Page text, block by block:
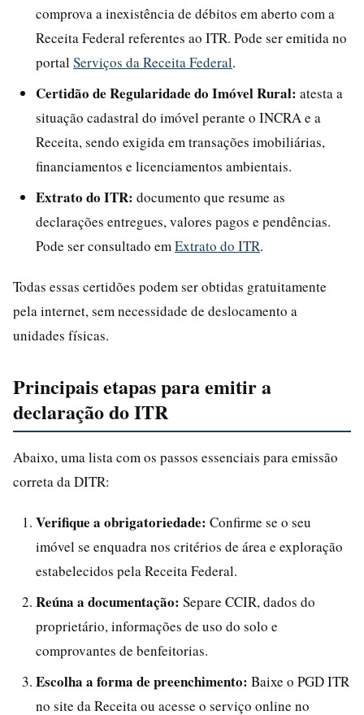
comprova a inexistência de débitos em aberto com a
Receita Federal referentes ao ITR. Pode ser emitida no
portal Serviços da Receita Federal.
Certidão de Regularidade do Imóvel Rural: atesta a
situação cadastral do imóvel perante o INCRA e a
Receita, sendo exigida em transações imobiliárias,
financiamentos e licenciamentos ambientais.
Extrato do ITR: documento que resume as
declarações entregues, valores pagos e pendências.
Pode ser consultado em Extrato do ITR.
Todas essas certidões podem ser obtidas gratuitamente
pela internet, sem necessidade de deslocamento a
unidades físicas.
Principais etapas para emitir a
declaração do ITR
Abaixo, uma lista com os passos essenciais para emissão
correta da DITR:
Verifique a obrigatoriedade: Confirme se o seu
imóvel se enquadra nos critérios de área e exploração
estabelecidos pela Receita Federal.
Reúna a documentação: Separe CCIR, dados do
proprietário, informações de uso do solo e
comprovantes de benfeitorias.
Escolha a forma de preenchimento: Baixe o PGD ITR
no site da Receita ou acesse o serviço online no